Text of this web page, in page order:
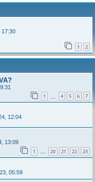
17:30
1 2
1 4 5 6 7
12:04
13:09
1 ... 20 21 22 23
05:59